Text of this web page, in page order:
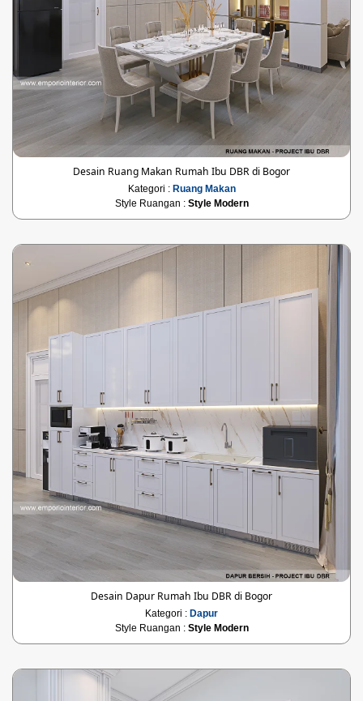
Desain Ruang Makan Rumah Ibu DBR di Bogor
Kategori : Ruang Makan
Style Ruangan : Style Modern
Desain Dapur Rumah Ibu DBR di Bogor
Kategori : Dapur
Style Ruangan : Style Modern